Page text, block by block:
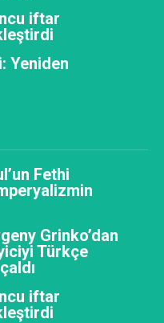
iftar
Yeniden
Fethi
Grinko’dan
Türkçe
iftar